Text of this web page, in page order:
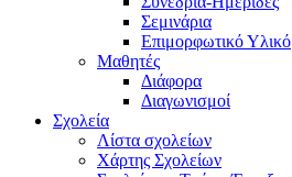
Σεμινάρια
Επιμορφωτικό Υλικό
Μαθητές
Διάφορα
Διαγωνισμοί
Σχολεία
Λίστα σχολείων
Χάρτης Σχολείων